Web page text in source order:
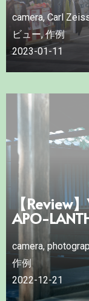
camera,Carl
ビュー,作例
2023-01-11
【Review
APO-
camera,
作例
2022-12-21